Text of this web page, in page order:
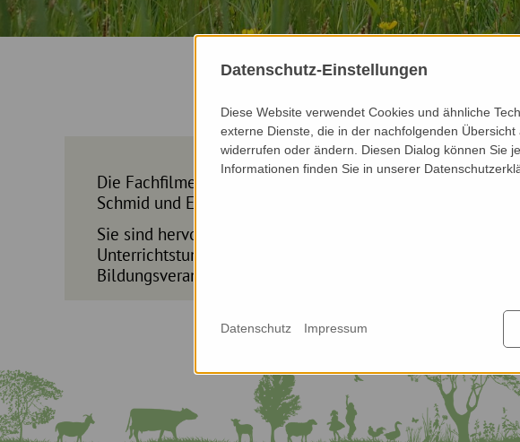
3 NEUE
Die Fachfilme wurden bei und mit Johanna Marchner-
Schmid und Ernst Moßhammer gedreht.
Sie sind hervorragend geeignet als Themeneinstieg in
Unterrichtstunden, können als kurzer Lehrfilm für jede Art
Bildungsveranstaltungen verwendet werden oder schlicht
Datenschutz-Einstellungen
Diese Website verwendet Cookies und ähnliche
externe Dienste, die in der nachfolgenden
widerrufen oder ändern. Diesen Dialog können Sie
Informationen finden Sie in unserer
Datenschutz Impressum